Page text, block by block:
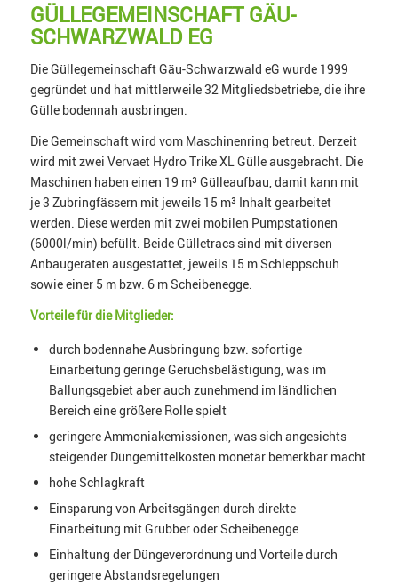
GÜLLEGEMEINSCHAFT GÄU-
SCHWARZWALD EG
Die Güllegemeinschaft Gäu-Schwarzwald eG wurde 1999
gegründet und hat mittlerweile 32 Mitgliedsbetriebe, die ihre
Gülle bodennah ausbringen.
Die Gemeinschaft wird vom Maschinenring betreut. Derzeit
wird mit zwei Vervaet Hydro Trike XL Gülle ausgebracht. Die
Maschinen haben einen 19 m³ Gülleaufbau, damit kann mit
je 3 Zubringfässern mit jeweils 15 m³ Inhalt gearbeitet
werden. Diese werden mit zwei mobilen Pumpstationen
(6000l/min) befüllt. Beide Gülletracs sind mit diversen
Anbaugeräten ausgestattet, jeweils 15 m Schleppschuh
sowie einer 5 m bzw. 6 m Scheibenegge.
Vorteile für die Mitglieder:
durch bodennahe Ausbringung bzw. sofortige
Einarbeitung geringe Geruchsbelästigung, was im
Ballungsgebiet aber auch zunehmend im ländlichen
Bereich eine größere Rolle spielt
geringere Ammoniakemissionen, was sich angesichts
steigender Düngemittelkosten monetär bemerkbar macht
hohe Schlagkraft
Einsparung von Arbeitsgängen durch direkte
Einarbeitung mit Grubber oder Scheibenegge
Einhaltung der Düngeverordnung und Vorteile durch
geringere Abstandsregelungen